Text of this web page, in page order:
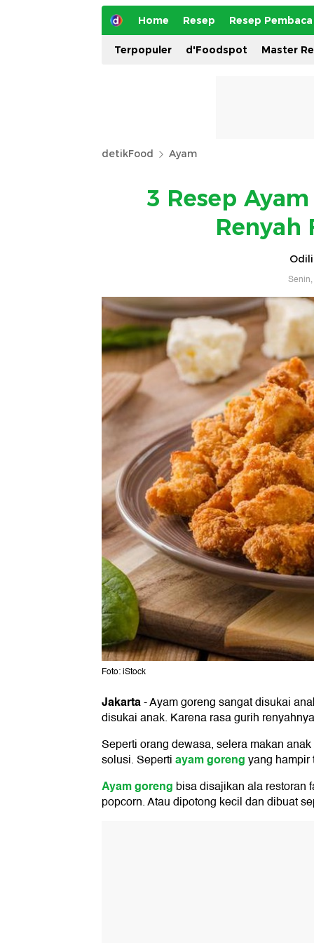
Home Resep Resep Pembaca
Terpopuler d'Foodspot Master
detikFood Ayam
3 Resep
Renyah
Foto: iStock
Jakarta-Ayam goreng sangat disukai
disukai anak. Karena rasa gurih
Seperti orang dewasa, selera makan
solusi. Sepertiayam gorengyang hampir
Ayam goreng bisa disajikan ala restoran
popcorn. Atau dipotong kecil dan dibuat